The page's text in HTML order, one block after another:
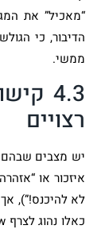
“מאכיל” את
ממשי.
4.3
רצויים
יש מצבים שבהם
לא להיכנס!”),